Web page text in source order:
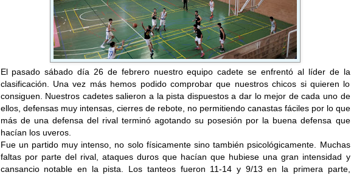
El pasado sábado día 26 de febrero nuestro equipo cadete se enfrentó al líder de la
clasificación. Una vez más hemos podido comprobar que nuestros chicos si quieren lo
consiguen. Nuestros cadetes salieron a la pista dispuestos a dar lo mejor de cada uno de
ellos, defensas muy intensas, cierres de rebote, no permitiendo canastas fáciles por lo que
más de una defensa del rival terminó agotando su posesión por la buena defensa que
hacían los uveros.
Fue un partido muy intenso, no solo físicamente sino también psicológicamente. Muchas
faltas por parte del rival, ataques duros que hacían que hubiese una gran intensidad y
cansancio notable en la pista. Los tanteos fueron 11-14 y 9/13 en la primera parte,